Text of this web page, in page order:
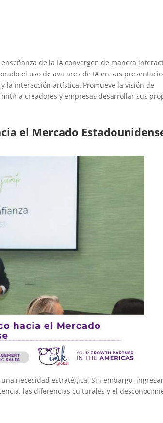
de la IA convergen de manera
el uso de avatares de IA en sus
la interacción artística. Promueve la visión de
a creadores y empresas desarrollar sus
el Mercado
necesidad estratégica. Sin embargo,
las diferencias culturales y el